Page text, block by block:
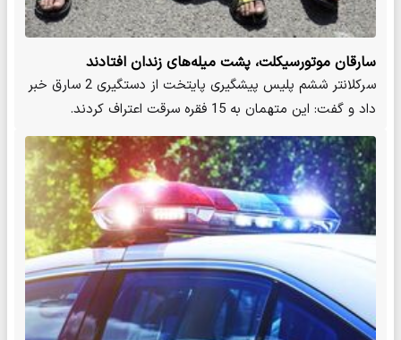
سارقان موتورسیکلت، پشت میله‌های زندان افتادند
سرکلانتر ششم پلیس پیشگیری پایتخت از دستگیری 2 سارق خبر
داد و گفت: این متهمان به 15 فقره سرقت اعتراف کردند.